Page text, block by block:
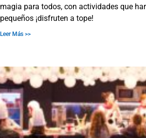
magia para todos, con actividades que
pequeños ¡disfruten a tope!
Leer Más >>